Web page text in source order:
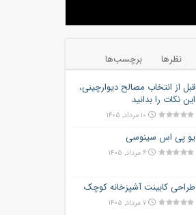
نظرها
برچسب‌ها
قبل از انتخاب مصالح دیوارچینی،
این نکات را بدانید
۱۰ مرداد, ۱۴۰۵
یو پی اس سینوسی
۶ مرداد, ۱۴۰۵
طراحی کابینت آشپزخانه کوچک
۷ مرداد, ۱۴۰۵